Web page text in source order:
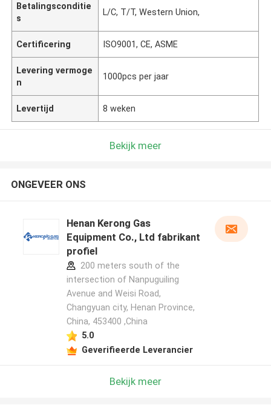
Betalingsconditie
s
L/C, T/T, Western Union,
Certificering ISO9001, CE, ASME
Levering vermoge
n
1000pcs per jaar
Levertijd 8 weken
Bekijk meer
ONGEVEER ONS
Henan Kerong Gas
Equipment Co., Ltd fabrikant
profiel
200 meters south of the
intersection of Nanpuguiling
Avenue and Weisi Road,
Changyuan city, Henan Province,
China, 453400 ,China
5.0
Geverifieerde Leverancier
Bekijk meer